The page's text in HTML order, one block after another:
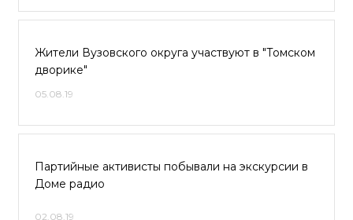
Жители Вузовского округа участвуют в "Томском
дворике"
05.08.19
Партийные активисты побывали на экскурсии в
Доме радио
02.08.19